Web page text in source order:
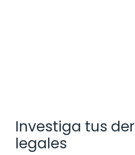
Investiga tus
legales